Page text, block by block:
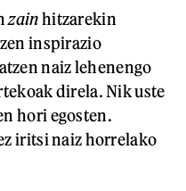
zainhitzarekin
inspirazio
naiz lehenengo
direla. Nik uste
hori egosten.
iritsi naiz horrelako